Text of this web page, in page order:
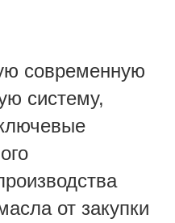
современную
систему,
от закупки